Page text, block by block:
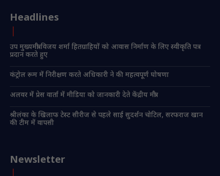
Headlines
उप मुख्यमंत्री विजय शर्मा हितग्राहियों को आवास निर्माण के लिए स्वीकृति पत्र
प्रदान करते हुए
कंट्रोल रूम में निरीक्षण करते अधिकारी ने की महत्वपूर्ण घोषणा
अलवर में प्रेस वार्ता में मीडिया को जानकारी देते केंद्रीय मंत्री
श्रीलंका के खिलाफ टेस्ट सीरीज से पहले साई सुदर्शन चोटिल, सरफराज खान
की टीम में वापसी
Newsletter